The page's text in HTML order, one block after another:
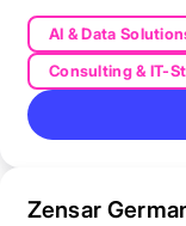
AI & Data
Consulting & IT-
Zensar